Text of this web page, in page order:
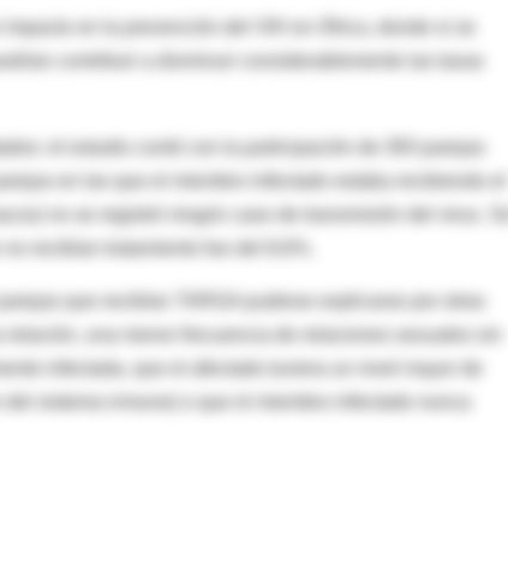
en la prevención del VIH en África, donde si se
contribuir a disminuir considerablemente las tasas
el estudio contó con la participación de 393 parejas
en las que el miembro infectado estaba recibiendo el
no se registró ningún caso de transmisión del virus.
recibían tratamiento fue del 8,6%.
una menor frecuencia de relaciones sexuales sin
infectada, que el afectado tuviera un nivel mayor de
sistema inmune) o que el miembro infectado nunca